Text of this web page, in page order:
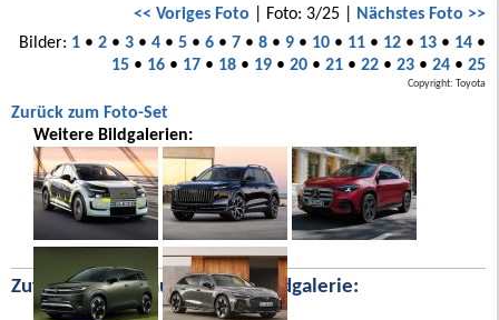
<< Voriges Foto | Foto: 3/25 | Nächstes Foto >>
Bilder: 1• 2• 3• 4• 5• 6• 7• 8• 9• 10• 11• 12• 13• 14•
15• 16• 17• 18• 19• 20• 21• 22• 23• 24• 25
Copyright: Toyota
Zurück zum Foto-Set
Weitere Bildgalerien:
Zufällige Bilder aus unserer Bildgalerie: